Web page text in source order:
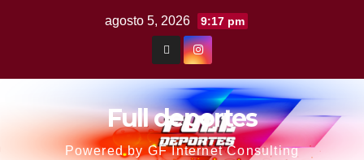
agosto 5, 2026 9:17 pm
Full deportes
Powered by GF Internet Consulting